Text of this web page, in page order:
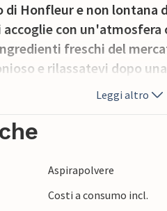
Honfleur e non lontana
accoglie con
freschi del
e rilassatevi dopo
fare colazione sulla
all'aria aperta.
la vicina Honfleur,
Leggi altro
Aspirapolvere
Costi a consumo incl.